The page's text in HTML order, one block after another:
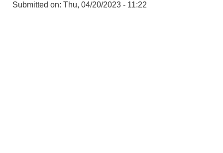
Submitted on: Thu, 04/20/2023 - 11:22